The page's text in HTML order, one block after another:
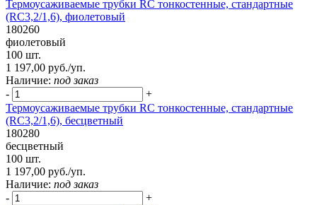
Термоусаживаемые трубки RC тонкостенные, стандартные
(RC3,2/1,6), фиолетовый
180260
фиолетовый
100 шт.
1 197,00 руб./уп.
Наличие: под заказ
-
+
Термоусаживаемые трубки RC тонкостенные, стандартные
(RC3,2/1,6), бесцветный
180280
бесцветный
100 шт.
1 197,00 руб./уп.
Наличие: под заказ
-
+